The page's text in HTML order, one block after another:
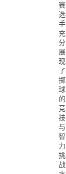
赛
选
手
充
分
展
现
了
掷
球
的
竞
技
与
智
力
挑
战